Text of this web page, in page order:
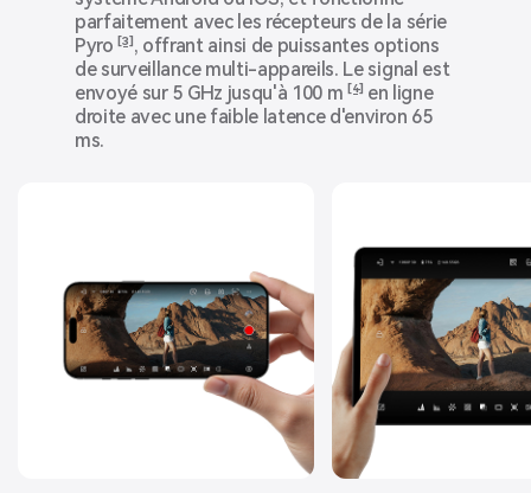
parfaitement avec les récepteurs de la série
Pyro[3] , offrant ainsi de puissantes options
de surveillance multi-appareils. Le signal est
envoyé sur 5 GHz jusqu'à 100 m[4] en ligne
droite avec une faible latence d'environ 65
ms.